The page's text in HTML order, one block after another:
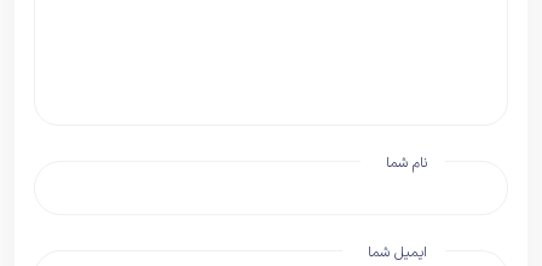
نام شما
ایمیل شما